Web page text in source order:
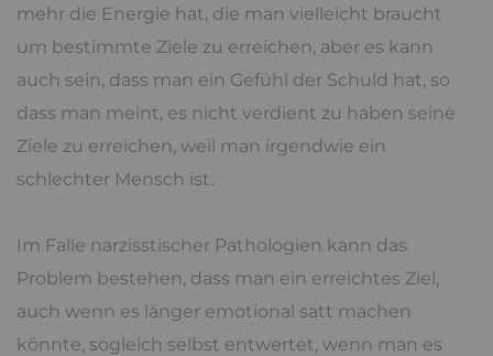
mehr die Energie hat, die man vielleicht braucht
um bestimmte Ziele zu erreichen, aber es kann
auch sein, dass man ein Gefühl der Schuld hat, so
dass man meint, es nicht verdient zu haben seine
Ziele zu erreichen, weil man irgendwie ein
schlechter Mensch ist.
Im Falle narzisstischer Pathologien kann das
Problem bestehen, dass man ein erreichtes Ziel,
auch wenn es länger emotional satt machen
könnte, sogleich selbst entwertet, wenn man es